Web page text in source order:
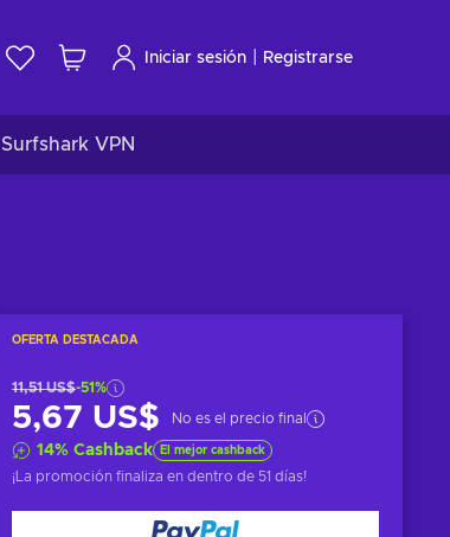
Iniciar sesión Registrarse
Surfshark VPN
OFERTA DESTACADA
11,51 US$-51%
5,67 US$ No es el precio final
14% Cashback El mejor cashback
¡La promoción finaliza en dentro de 51 días!